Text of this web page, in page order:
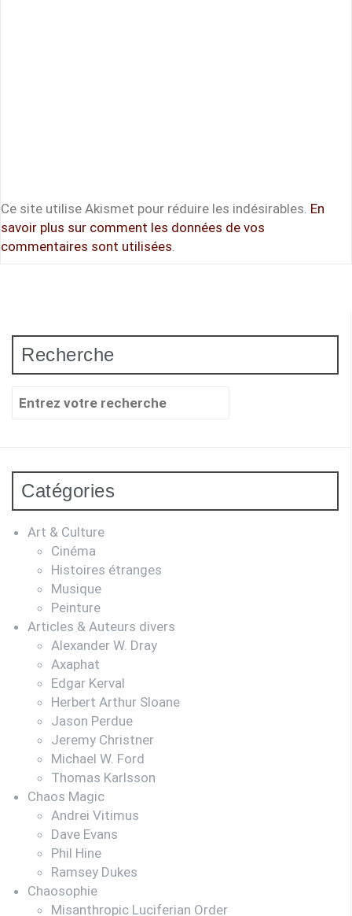
Ce site utilise Akismet pour réduire les indésirables. En
savoir plus sur comment les données de vos
commentaires sont utilisées
Recherche
Recherche
Catégories
Art & Culture
Cinéma
Histoires étranges
Musique
Peinture
Articles & Auteurs divers
Alexander W. Dray
Axaphat
Edgar Kerval
Herbert Arthur Sloane
Jason Perdue
Jeremy Christner
Michael W. Ford
Thomas Karlsson
Chaos Magic
Andrei Vitimus
Dave Evans
Phil Hine
Ramsey Dukes
Chaosophie
Misanthropic Luciferian Order